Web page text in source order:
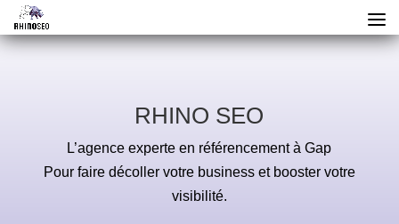
RHINO SEO
L’agence experte en référencement à Gap
Pour faire décoller votre business et booster votre
visibilité.